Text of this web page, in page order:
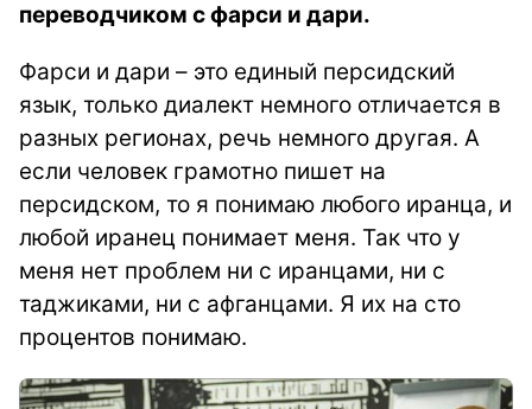
переводчиком с фарси и дари.
Фарси и дари – это единый персидский
язык, только диалект немного отличается в
разных регионах, речь немного другая. А
если человек грамотно пишет на
персидском, то я понимаю любого иранца, и
любой иранец понимает меня. Так что у
меня нет проблем ни с иранцами, ни с
таджиками, ни с афганцами. Я их на сто
процентов понимаю.